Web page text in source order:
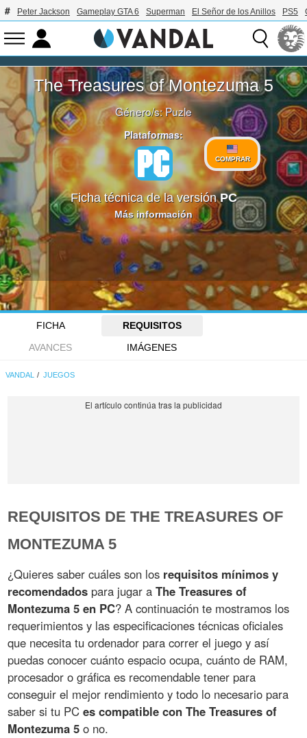
Peter Jackson Gameplay GTA 6 Superman El Señor de los Anillos PS5
The Treasures of Montezuma 5
Género/s:Puzle
Plataformas:
COMPRAR
Ficha técnica de la versiónPC
Más información
FICHA
REQUISITOS
AVANCES
IMÁGENES
VANDAL JUEGOS
REQUISITOS DE THE TREASURES OF
MONTEZUMA 5
¿Quieres saber cuáles son los requisitos mínimos y
recomendados para jugar aThe Treasures of
Montezuma 5 en PC? A continuación te mostramos los
requerimientos y las especificaciones técnicas oficiales
que necesita tu ordenador para correr el juego y así
puedas conocer cuánto espacio ocupa, cuánto de RAM,
procesador o gráfica es recomendable tener para
conseguir el mejor rendimiento y todo lo necesario para
saber si tu PCes compatible con The Treasures of
Montezuma 5 o no.